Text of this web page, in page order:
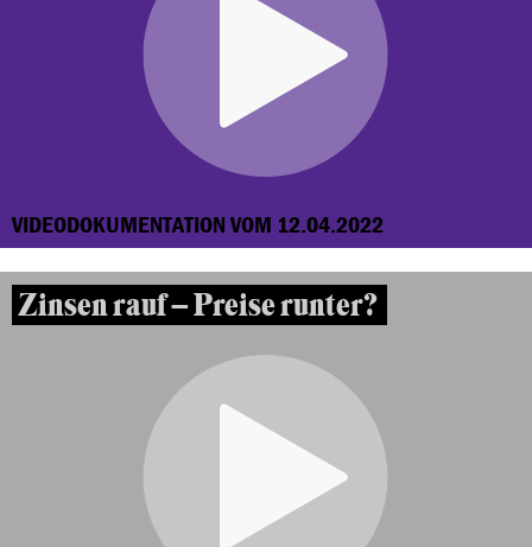
VIDEODOKUMENTATION VOM 12.04.2022
Zinsen rauf – Preise runter?